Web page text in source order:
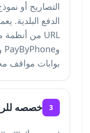
التصاريح أو
بوابات مواقف
3 خصصه